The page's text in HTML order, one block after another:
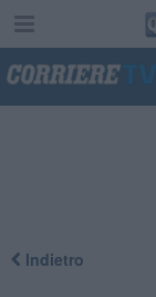
Indietro